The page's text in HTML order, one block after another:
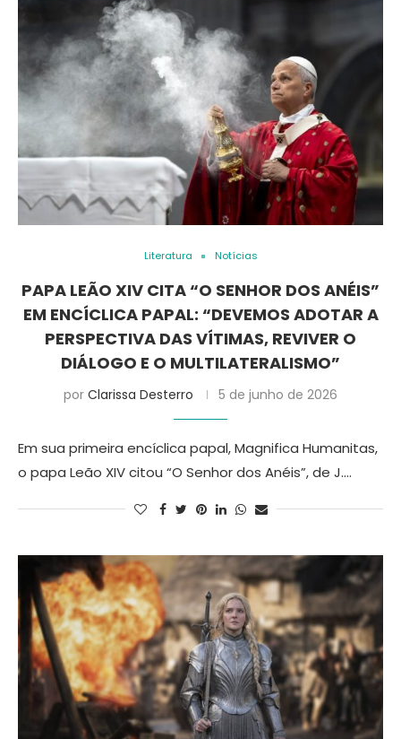
Literatura Notícias
PAPA LEÃO XIV CITA “O SENHOR DOS ANÉIS”
EM ENCÍCLICA PAPAL: “DEVEMOS ADOTAR A
PERSPECTIVA DAS VÍTIMAS, REVIVER O
DIÁLOGO E O MULTILATERALISMO”
por Clarissa Desterro 5 de junho de 2026
Em sua primeira encíclica papal, Magnifica Humanitas,
o papa Leão XIV citou “O Senhor dos Anéis”, de J.…